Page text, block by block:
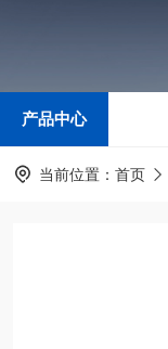
产品中心
当前位置： 首页